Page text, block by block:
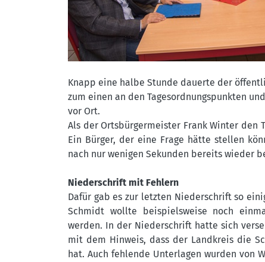
Knapp eine halbe Stunde dauerte der
zum einen an den Tagesordnungspunkten
vor Ort.
Als der Ortsbürgermeister Frank Winter den
Ein Bürger, der eine Frage hätte stellen
nach nur wenigen Sekunden bereits wieder
Niederschrift mit Fehlern
Dafür gab es zur letzten Niederschrift so
Schmidt wollte beispielsweise noch
werden. In der Niederschrift hatte sich
mit dem Hinweis, dass der Landkreis die
hat. Auch fehlende Unterlagen wurden von